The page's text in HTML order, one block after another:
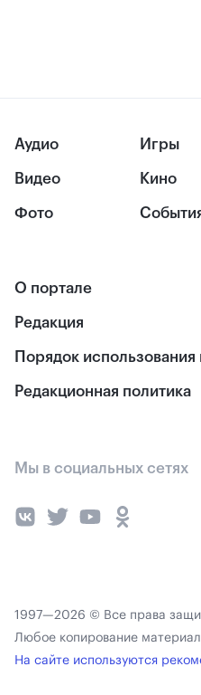
Аудио
Видео
Фото
Игры
Кино
О портале
Редакция
Порядок использования
Редакционная политика
Мы в социальных сетях
1997—2026 © Все права
Любое копирование
На сайте используются